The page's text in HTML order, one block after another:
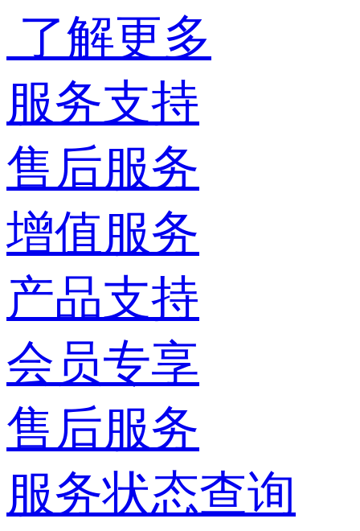
了解更多
服务支持
售后服务
增值服务
产品支持
会员专享
售后服务
服务状态查询